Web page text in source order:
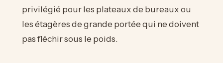
privilégié pour les plateaux de bureaux ou
les étagères de grande portée qui ne doivent
pas fléchir sous le poids.